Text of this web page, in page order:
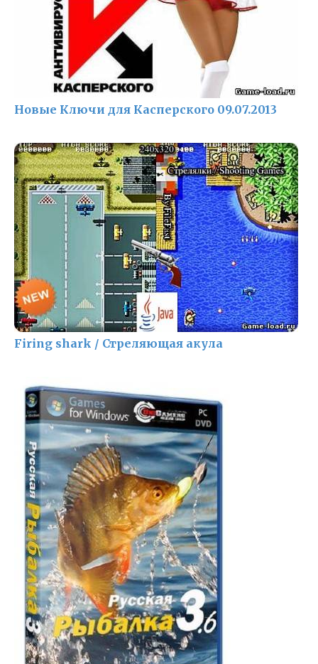
Новые Ключи для Касперского 09.07.2013
Firing shark / Стреляющая акула